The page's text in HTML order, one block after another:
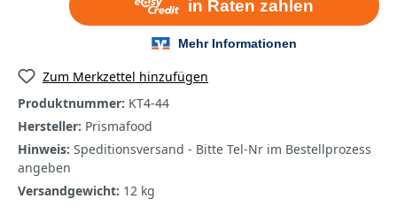
Zum Merkzettel hinzufügen
Produktnummer: KT4-44
Hersteller: Prismafood
Hinweis: Speditionsversand - Bitte Tel-Nr im Bestellprozess
angeben
Versandgewicht: 12 kg